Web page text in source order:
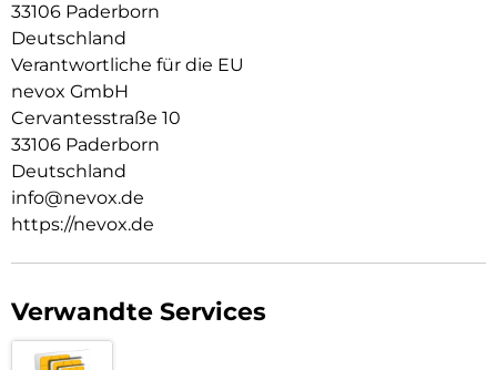
33106 Paderborn
Deutschland
Verantwortliche für die EU
nevox GmbH
Cervantesstraße 10
33106 Paderborn
Deutschland
info@nevox.de
https://nevox.de
Verwandte Services